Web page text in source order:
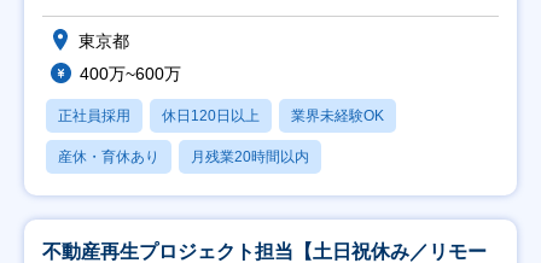
東京都
400万~600万
正社員採用 休日120日以上 業界未経験OK
産休・育休あり 月残業20時間以内
不動産再生プロジェクト担当【土日祝休み／リモー